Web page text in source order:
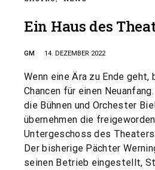
Ein Haus des
GM 14. DEZEMBER 2022
Wenn eine Ära zu Ende
Chancen für einen
die Bühnen und Orchester
übernehmen die
Untergeschoss des
Der bisherige Pächter
seinen Betrieb eingestellt,